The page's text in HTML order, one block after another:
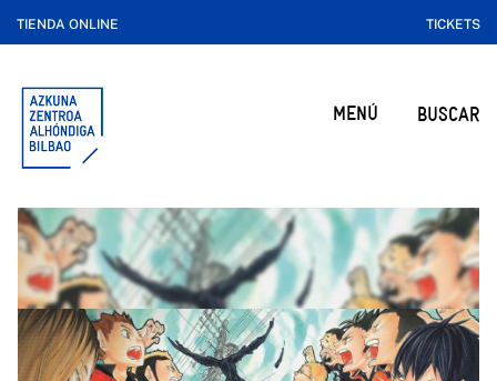
TIENDA ONLINE TICKETS
MENÚ BUSCAR